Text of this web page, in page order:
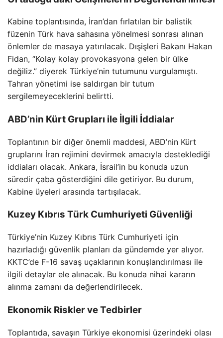
Kabine toplantısında, İran’dan fırlatılan bir balistik
füzenin Türk hava sahasına yönelmesi sonrası alınan
önlemler de masaya yatırılacak. Dışişleri Bakanı Hakan
Fidan, “Kolay kolay provokasyona gelen bir ülke
değiliz.” diyerek Türkiye’nin tutumunu vurgulamıştı.
Tahran yönetimi ise saldırgan bir tutum
sergilemeyeceklerini belirtti.
ABD’nin Kürt Grupları ile İlgili İddialar
Toplantının bir diğer önemli maddesi, ABD’nin Kürt
gruplarını İran rejimini devirmek amacıyla desteklediği
iddiaları olacak. Ankara, İsrail’in bu konuda uzun
süredir çaba gösterdiğini dile getiriyor. Bu durum,
Kabine üyeleri arasında tartışılacak.
Kuzey Kıbrıs Türk Cumhuriyeti Güvenliği
Türkiye’nin Kuzey Kıbrıs Türk Cumhuriyeti için
hazırladığı güvenlik planları da gündemde yer alıyor.
KKTC’de F-16 savaş uçaklarının konuşlandırılması ile
ilgili detaylar ele alınacak. Bu konuda nihai kararın
alınma zamanı da değerlendirilecek.
Ekonomik Riskler ve Tedbirler
Toplantıda, savaşın Türkiye ekonomisi üzerindeki olası